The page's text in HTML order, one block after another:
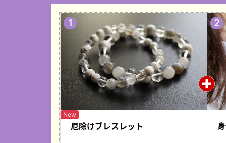
厄除けブレスレット